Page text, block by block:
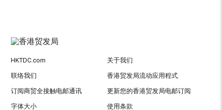
HKTDC.com 关于我们
联络我们 香港贸发局流动应用程式
订阅商贸全接触电邮通讯 更新您的香港贸发局电邮订阅
字体大小 使用条款